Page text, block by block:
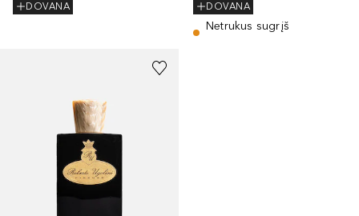
DOVANA
DOVANA
Netrukus sugrįš